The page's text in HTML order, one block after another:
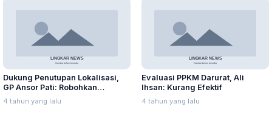
Dukung Penutupan Lokalisasi,
GP Ansor Pati: Robohkan
Bangunan di Lorok Indah!
4 tahun yang lalu
Evaluasi PPKM Darurat, Ali
Ihsan: Kurang Efektif
4 tahun yang lalu